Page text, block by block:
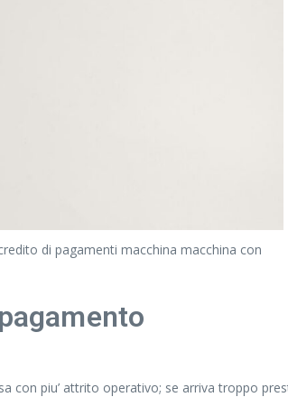
di pagamenti macchina macchina con
con piu’ attrito operativo; se arriva troppo